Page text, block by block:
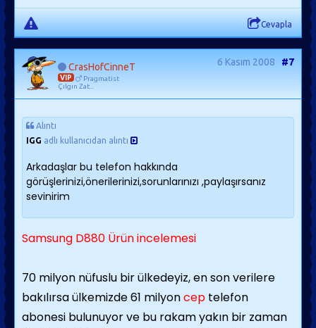
Cevapla
CrasHofCinneT
VIP
Pragmatist
Çılgın Zat...
6 Kasım 2008 #7
Alıntı
IGG adlı kullanıcıdan alıntı
Arkadaşlar bu telefon hakkında
görüşlerinizi,önerilerinizi,sorunlarınızı ,paylaşırsanız
sevinirim
Samsung D880 Ürün incelemesi
70 milyon nüfuslu bir ülkedeyiz, en son verilere
bakılırsa ülkemizde 61 milyoncep telefon
abonesi bulunuyor ve bu rakam yakın bir zaman